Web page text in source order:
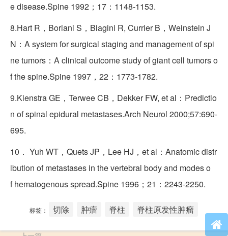
e disease.Spine 1992；17：1148-1153.
8.Hart R，Boriani S，Biagini R, Currier B，Weinstein J
N：A system for surgical staging and management of spi
ne tumors：A clinical outcome study of giant cell tumors o
f the spine.Spine 1997，22：1773-1782.
9.Kienstra GE，Terwee CB，Dekker FW, et al：Predictio
n of spinal epidural metastases.Arch Neurol 2000;57:690-
695.
10． Yuh WT，Quets JP，Lee HJ，et al：Anatomic distr
ibution of metastases in the vertebral body and modes o
f hematogenous spread.Spine 1996；21：2243-2250.
标签： 切除 肿瘤 脊柱 脊柱原发性肿瘤